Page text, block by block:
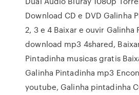
Download CD e DVD Galinha
2, 3 e 4 Baixar e ouvir Galinha
download mp3 4shared,
Pintadinha musicas gratis
Galinha Pintadinha mp3
youtube, Galinha pintadinha